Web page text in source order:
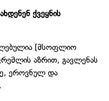
ქვეყნის
[მსოფლიო
აზრით, გავლენას
ეროვნულ და